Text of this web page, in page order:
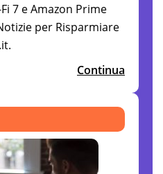
7 e Amazon Prime
per Risparmiare
Continua